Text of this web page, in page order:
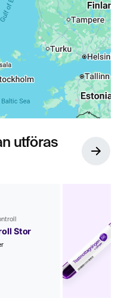
utföras
Stor